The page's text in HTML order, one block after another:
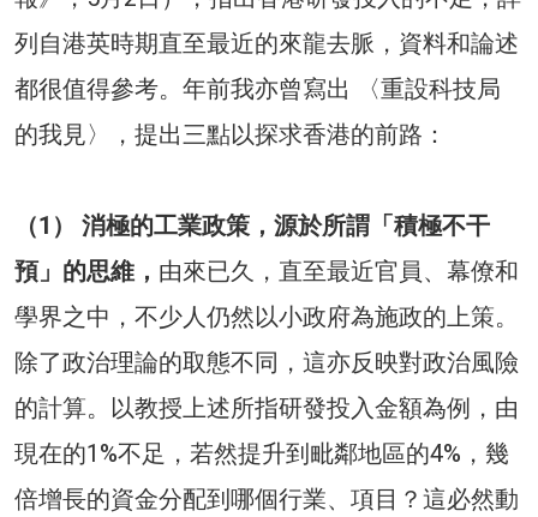
列自港英時期直至最近的來龍去脈，資料和論述
都很值得參考。年前我亦曾寫出 〈重設科技局
的我見〉，提出三點以探求香港的前路：
（1） 消極的工業政策，源於所謂「積極不干
預」的思維， 由來已久，直至最近官員、幕僚和
學界之中，不少人仍然以小政府為施政的上策。
除了政治理論的取態不同，這亦反映對政治風險
的計算。以教授上述所指研發投入金額為例，由
現在的1%不足，若然提升到毗鄰地區的4%，幾
倍增長的資金分配到哪個行業、項目？這必然動